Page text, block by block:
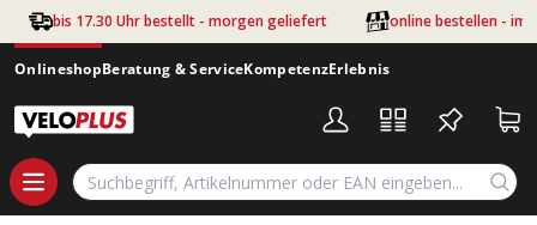
Zum Hauptinhalt springen
bis 17.30 Uhr bestellt - morgen geliefert online bestellen - im
OnlineshopBeratung & ServiceKompetenzErlebnis